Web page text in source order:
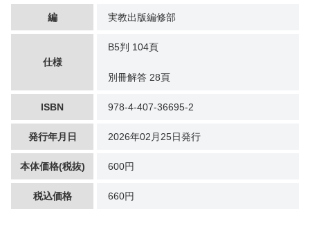
編 実教出版編修部
仕様
B5判 104頁
別冊解答 28頁
ISBN 978-4-407-36695-2
発行年月日 2026年02月25日発行
本体価格(税抜) 600円
税込価格 660円